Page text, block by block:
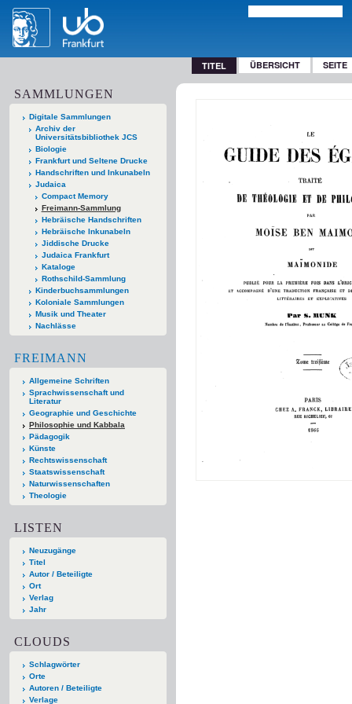
TITEL ÜBERSICHT SEITE
SAMMLUNGEN
Digitale Sammlungen
Archiv der
Universitätsbibliothek JCS
Biologie
Frankfurt und Seltene Drucke
Handschriften und Inkunabeln
Judaica
Compact Memory
Freimann-Sammlung
Hebräische Handschriften
Hebräische Inkunabeln
Jiddische Drucke
Judaica Frankfurt
Kataloge
Rothschild-Sammlung
Kinderbuchsammlungen
Koloniale Sammlungen
Musik und Theater
Nachlässe
FREIMANN
Allgemeine Schriften
Sprachwissenschaft und
Literatur
Geographie und Geschichte
Philosophie und Kabbala
Pädagogik
Künste
Rechtswissenschaft
Staatswissenschaft
Naturwissenschaften
Theologie
LISTEN
Neuzugänge
Titel
Autor / Beteiligte
Ort
Verlag
Jahr
CLOUDS
Schlagwörter
Orte
Autoren / Beteiligte
Verlage